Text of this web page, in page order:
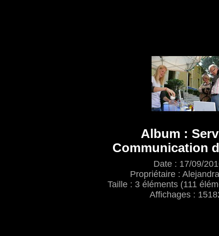
Album :
Communication
Date : 17/09/
Propriétaire :
Taille : 3 éléments (111
Affichages :